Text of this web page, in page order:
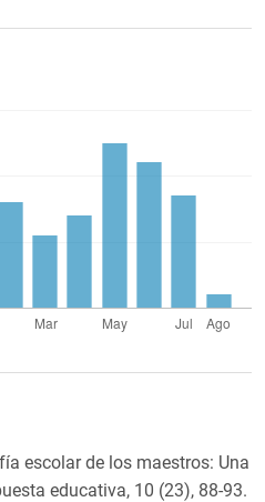
escolar de los maestros: Una
educativa, 10 (23), 88-93.